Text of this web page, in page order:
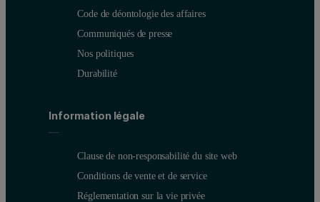
Code de déontologie des affaires
Communiqués de presse
Nos politiques
Durabilité
Information légale
Clause de non-responsabilité du site web
Conditions de vente et de service
Réglementation sur la vie privée